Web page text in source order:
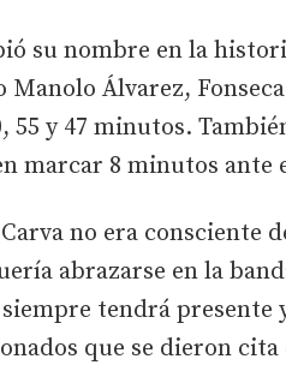
su nombre en la
Manolo Álvarez,
55 y 47 minutos.
marcar 8 minutos ante
no era consciente
abrazarse en la
tendrá presente
que se dieron